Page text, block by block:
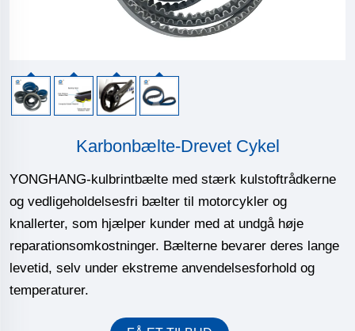
Karbonbælte-Drevet Cykel
YONGHANG-kulbrintbælte med stærk kulstoftrådkerne
og vedligeholdelsesfri bælter til motorcykler og
knallerter, som hjælper kunder med at undgå høje
reparationsomkostninger. Bælterne bevarer deres lange
levetid, selv under ekstreme anvendelsesforhold og
temperaturer.